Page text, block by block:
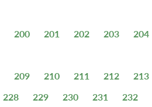
200 201 202 203 204
209 210 211 212 213
228
229 230 231 232